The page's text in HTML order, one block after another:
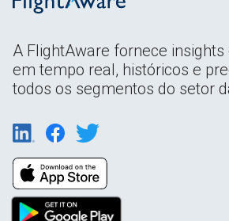
A FlightAware fornece
em tempo real, históricos e
todos os segmentos do setor